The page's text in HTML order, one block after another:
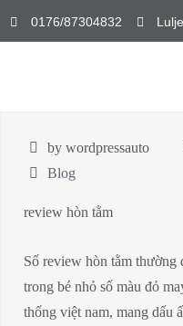
0176/87304832
by wordpressauto
Blog
review hòn tằm
Số review hòn tằm
trong bé nhỏ số màu đỏ
thống việt nam, mang dấu